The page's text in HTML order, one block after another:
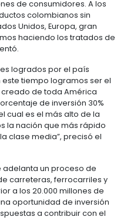
Juan Manuel Santos
en agosto de
procesos
avanzado
comercio con
millones de
productos
Estados Unidos,
comentó.
avances logrados por el
“En este tiempo